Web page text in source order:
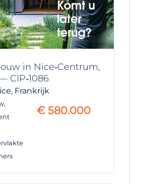
in Nice‑Centrum,
CIP‑1086
Frankrijk
,
€ 580.000